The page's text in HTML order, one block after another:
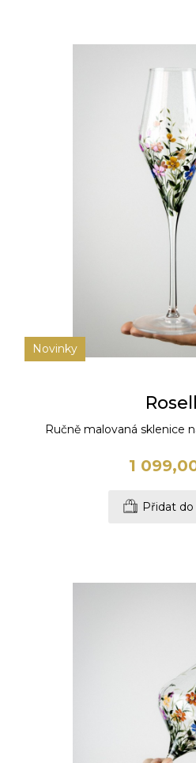
Novinky
Ručně malovaná sklenice
1
Přidat